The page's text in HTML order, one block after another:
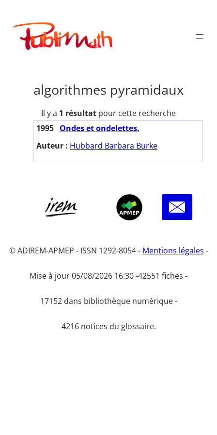
contenu
Publimath
algorithmes pyramidaux
Il y a 1 résultat pour cette recherche
1995 Ondes et ondelettes.
Auteur : Hubbard Barbara Burke
© ADIREM-APMEP - ISSN 1292-8054 - Mentions légales -
Mise à jour 05/08/2026 16:30 -42551 fiches -
17152 dans bibliothèque numérique -
4216 notices du glossaire.